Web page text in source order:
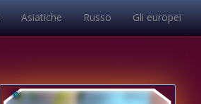
Asiatiche Russo Gli europei